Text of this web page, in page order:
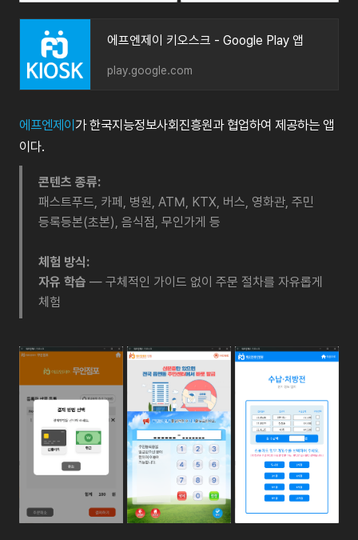
에프엔제이 키오스크 - Google Play 앱
play.google.com
에프엔제이 가 한국지능정보사회진흥원과 협업하여 제공하는 앱
이다.
콘텐츠 종류:
패스트푸드, 카페, 병원, ATM, KTX, 버스, 영화관, 주민
등록등본(초본), 음식점, 무인가게 등
체험 방식:
자유 학습 — 구체적인 가이드 없이 주문 절차를 자유롭게
체험